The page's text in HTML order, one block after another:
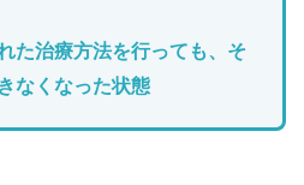
た治療方法を行っても、そ
なくなった状態